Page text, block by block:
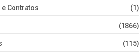
Contratos (1)
(1866)
(115)